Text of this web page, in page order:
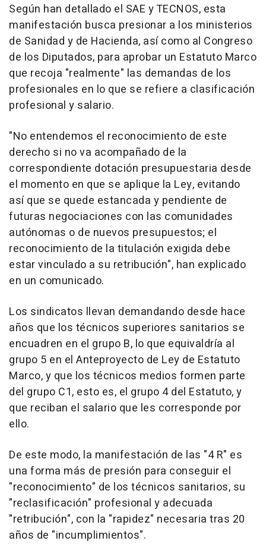
Según han detallado el SAE y TECNOS, esta
manifestación busca presionar a los ministerios
de Sanidad y de Hacienda, así como al Congreso
de los Diputados, para aprobar un Estatuto Marco
que recoja "realmente" las demandas de los
profesionales en lo que se refiere a clasificación
profesional y salario.
"No entendemos el reconocimiento de este
derecho si no va acompañado de la
correspondiente dotación presupuestaria desde
el momento en que se aplique la Ley, evitando
así que se quede estancada y pendiente de
futuras negociaciones con las comunidades
autónomas o de nuevos presupuestos; el
reconocimiento de la titulación exigida debe
estar vinculado a su retribución", han explicado
en un comunicado.
Los sindicatos llevan demandando desde hace
años que los técnicos superiores sanitarios se
encuadren en el grupo B, lo que equivaldría al
grupo 5 en el Anteproyecto de Ley de Estatuto
Marco, y que los técnicos medios formen parte
del grupo C1, esto es, el grupo 4 del Estatuto, y
que reciban el salario que les corresponde por
ello.
De este modo, la manifestación de las "4 R" es
una forma más de presión para conseguir el
"reconocimiento" de los técnicos sanitarios, su
"reclasificación" profesional y adecuada
"retribución", con la "rapidez" necesaria tras 20
años de "incumplimientos".